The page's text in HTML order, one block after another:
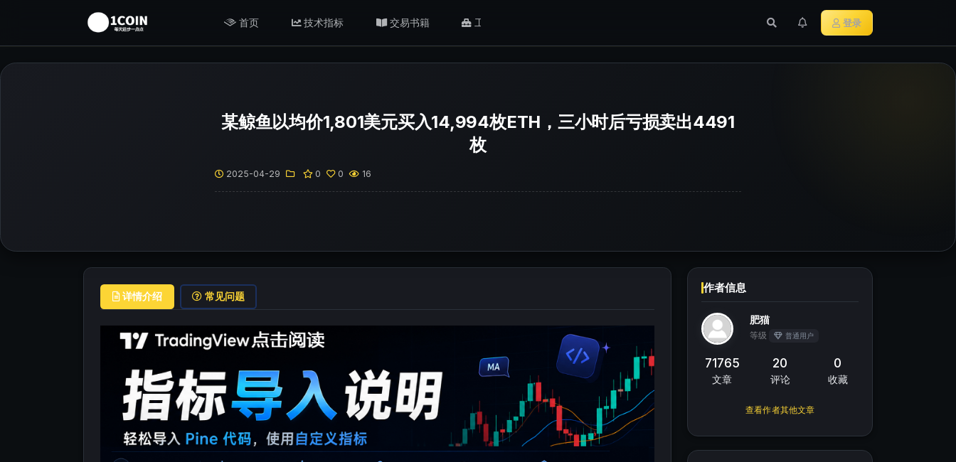
首页 技术指标 交易书籍 工具/返佣 登录
某鲸鱼以均价1,801美元买入14,994枚ETH，三小时后亏损卖出4491
枚
2025-04-29 0 0 16
详情介绍 常见问题
作者信息
肥猫
等级 普通用户
71765
文章
20
评论
0
收藏
查看作者其他文章